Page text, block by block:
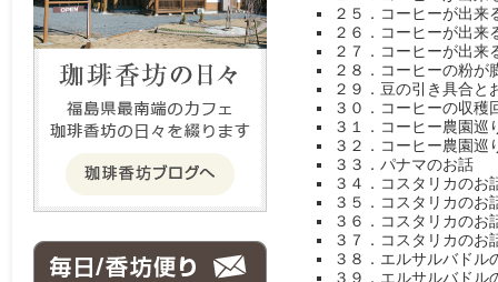
２５．コーヒーが出来
２６．コーヒーが出来
２７．コーヒーが出来
２８．コーヒーの粉が
２９．豆の引き具合と
３０．コーヒーの収穫
３１．コーヒー農園巡
３２．コーヒー農園巡
３３．パナマのお話
３４．コスタリカのお
３５．コスタリカのお
３６．コスタリカのお
３７．コスタリカのお
３８．エルサルバドル
３９．エルサルバドル